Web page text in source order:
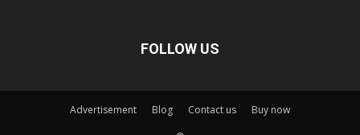
FOLLOW US
Advertisement Blog Contact us
Buy now